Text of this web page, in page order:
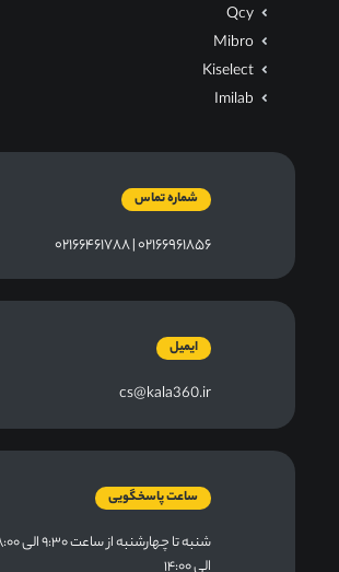
Qcy
Mibro
Kiselect
Imilab
شماره تماس
۰۲۱۶۶۹۶۱۸۵۶ | ۰۲۱۶۶۴۶۱۷۸۸
ایمیل
cs@kala360.ir
ساعت پاسخگویی
الی ۱۴:۰۰